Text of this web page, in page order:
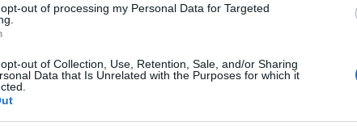
out of processing my Personal Data for Targeted
out of Collection, Use, Retention, Sale, and/or Sharing
Data that Is Unrelated with the Purposes for which it